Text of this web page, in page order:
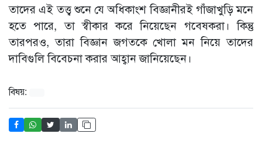
তাদের এই তত্ত্ব শুনে যে অধিকাংশ বিজ্ঞানীরই গাঁজাখুড়ি মনে
হতে পারে, তা স্বীকার করে নিয়েছেন গবেষকরা। কিন্তু
তারপরও, তারা বিজ্ঞান জগতকে খোলা মন নিয়ে তাদের
দাবিগুলি বিবেচনা করার আহ্বান জানিয়েছেন।
বিষয়: